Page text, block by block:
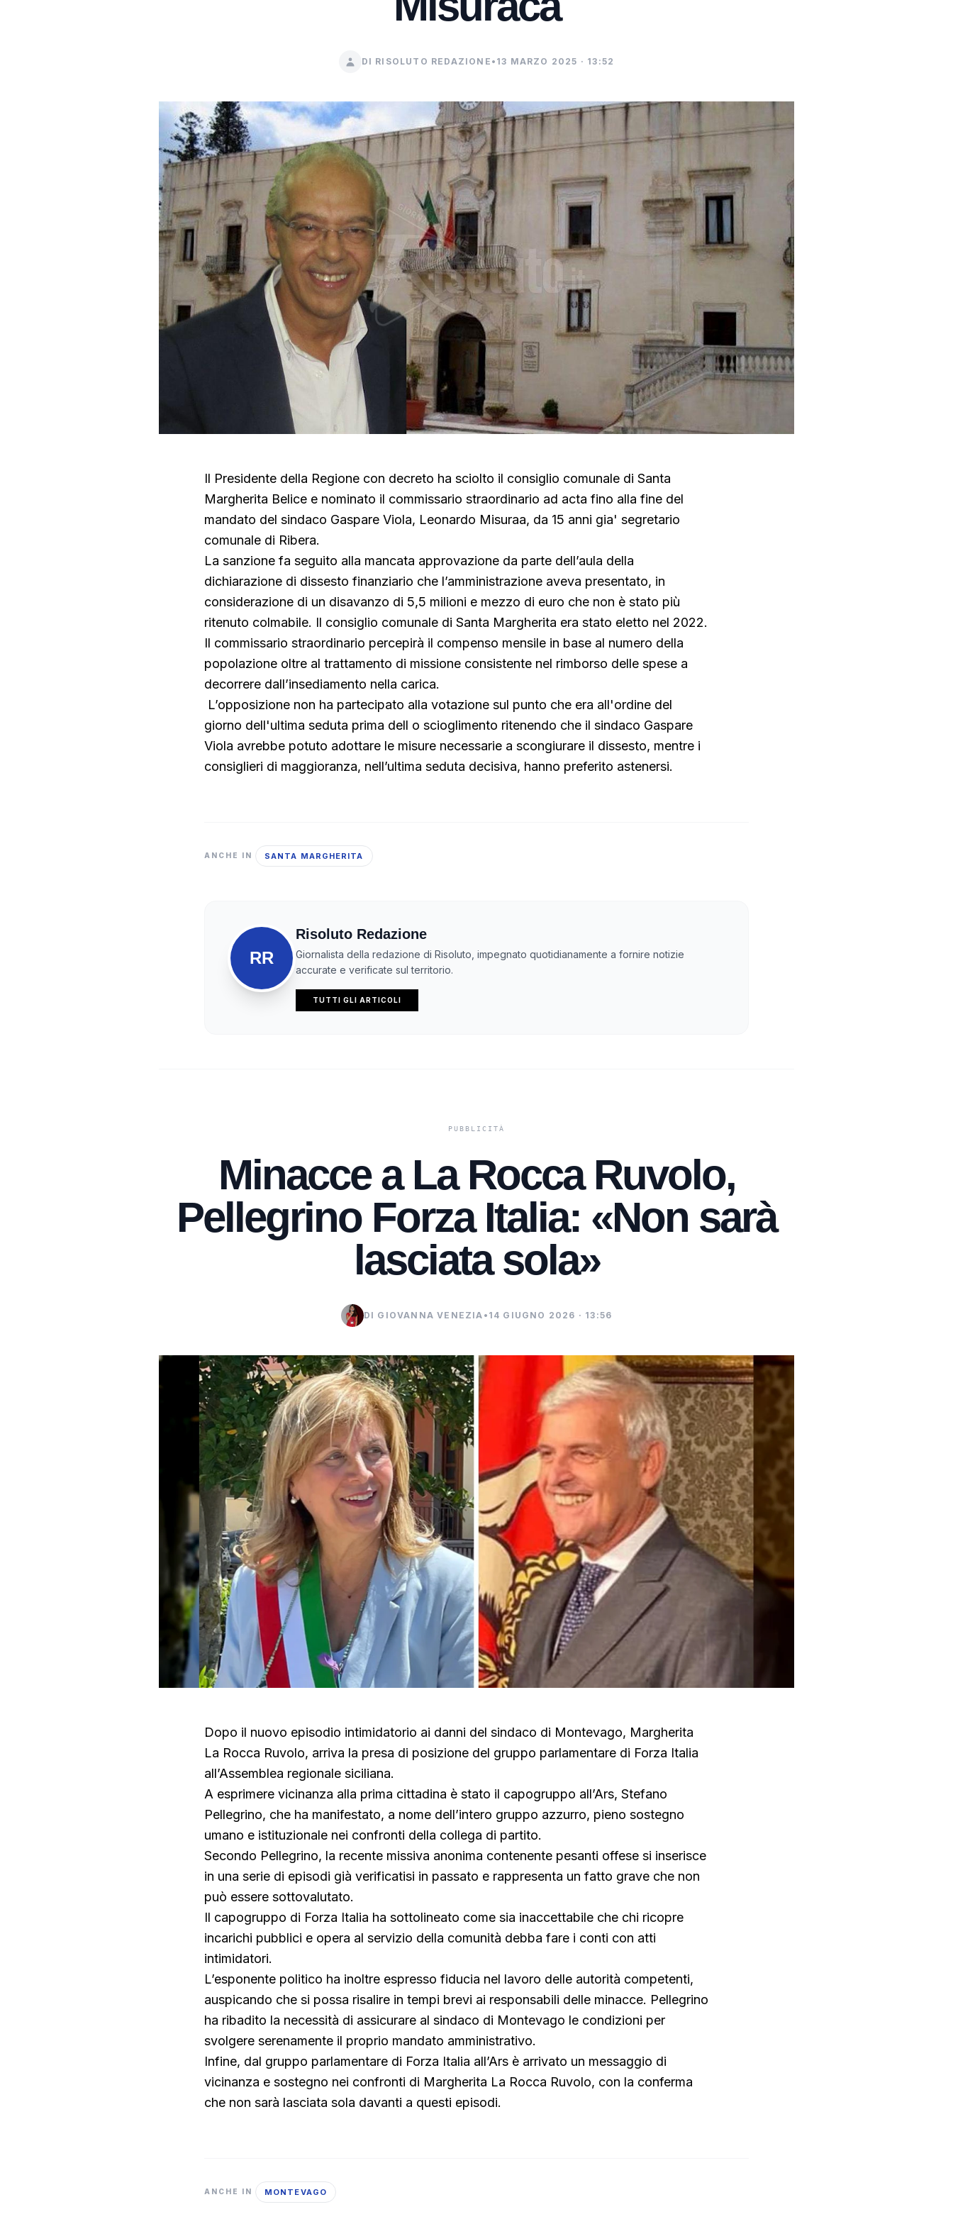
DI RISOLUTO REDAZIONE • 13 MARZO 2025 · 13:52
Il Presidente della Regione con decreto ha sciolto il consiglio comunale di Santa
Margherita Belice e nominato il commissario straordinario ad acta fino alla fine del
mandato del sindaco Gaspare Viola, Leonardo Misuraa, da 15 anni gia' segretario
comunale di Ribera.
La sanzione fa seguito alla mancata approvazione da parte dell’aula della
dichiarazione di dissesto finanziario che l’amministrazione aveva presentato, in
considerazione di un disavanzo di 5,5 milioni e mezzo di euro che non è stato più
ritenuto colmabile. Il consiglio comunale di Santa Margherita era stato eletto nel 2022.
Il commissario straordinario percepirà il compenso mensile in base al numero della
popolazione oltre al trattamento di missione consistente nel rimborso delle spese a
decorrere dall’insediamento nella carica.
L’opposizione non ha partecipato alla votazione sul punto che era all'ordine del
giorno dell'ultima seduta prima dell o scioglimento ritenendo che il sindaco Gaspare
Viola avrebbe potuto adottare le misure necessarie a scongiurare il dissesto, mentre i
consiglieri di maggioranza, nell’ultima seduta decisiva, hanno preferito astenersi.
ANCHE IN SANTA MARGHERITA
RR
Risoluto Redazione
Giornalista della redazione di Risoluto, impegnato quotidianamente a fornire notizie
accurate e verificate sul territorio.
TUTTI GLI ARTICOLI
Minacce a La Rocca Ruvolo,
Pellegrino Forza Italia: «Non sarà
lasciata sola»
DI GIOVANNA VENEZIA • 14 GIUGNO 2026 · 13:56
Dopo il nuovo episodio intimidatorio ai danni del sindaco di Montevago, Margherita
La Rocca Ruvolo, arriva la presa di posizione del gruppo parlamentare di Forza Italia
all’Assemblea regionale siciliana.
A esprimere vicinanza alla prima cittadina è stato il capogruppo all’Ars, Stefano
Pellegrino, che ha manifestato, a nome dell’intero gruppo azzurro, pieno sostegno
umano e istituzionale nei confronti della collega di partito.
Secondo Pellegrino, la recente missiva anonima contenente pesanti offese si inserisce
in una serie di episodi già verificatisi in passato e rappresenta un fatto grave che non
può essere sottovalutato.
Il capogruppo di Forza Italia ha sottolineato come sia inaccettabile che chi ricopre
incarichi pubblici e opera al servizio della comunità debba fare i conti con atti
intimidatori.
L’esponente politico ha inoltre espresso fiducia nel lavoro delle autorità competenti,
auspicando che si possa risalire in tempi brevi ai responsabili delle minacce. Pellegrino
ha ribadito la necessità di assicurare al sindaco di Montevago le condizioni per
svolgere serenamente il proprio mandato amministrativo.
Infine, dal gruppo parlamentare di Forza Italia all’Ars è arrivato un messaggio di
vicinanza e sostegno nei confronti di Margherita La Rocca Ruvolo, con la conferma
che non sarà lasciata sola davanti a questi episodi.
ANCHE IN MONTEVAGO